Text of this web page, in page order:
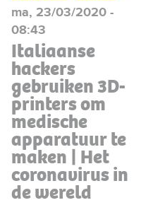
ma, 23/03/2020 -
08:43
Italiaanse
hackers
gebruiken 3D-
printers om
medische
apparatuur te
maken | Het
coronavirus in
de wereld